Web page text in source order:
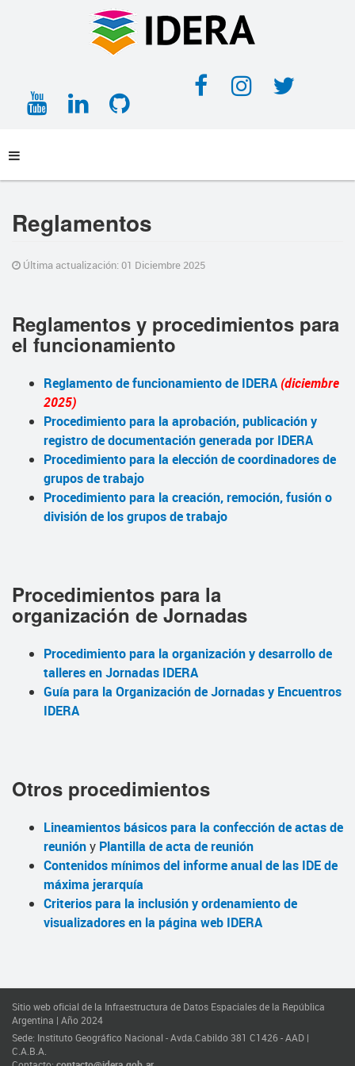
Facebook
YouTubeLinkedInGitHub
Reglamentos
Última actualización: 01 Diciembre 2025
Reglamentos y procedimientos para
el funcionamiento
Reglamento de funcionamiento de IDERA (diciembre
2025)
Procedimiento para la aprobación, publicación y
registro de documentación generada por IDERA
Procedimiento para la elección de coordinadores de
grupos de trabajo
Procedimiento para la creación, remoción, fusión o
división de los grupos de trabajo
Procedimientos para la
organización de Jornadas
Procedimiento para la organización y desarrollo de
talleres en Jornadas IDERA
Guía para la Organización de Jornadas y Encuentros
IDERA
Otros procedimientos
Lineamientos básicos para la confección de actas de
reunióny Plantilla de acta de reunión
Contenidos mínimos del informe anual de las IDE de
máxima jerarquía
Criterios para la inclusión y ordenamiento de
visualizadores en la página web IDERA
Sitio web oficial de la Infraestructura de Datos Espaciales de la República
Argentina | Año 2024
Sede: Instituto Geográfico Nacional - Avda.Cabildo 381 C1426 - AAD |
C.A.B.A.